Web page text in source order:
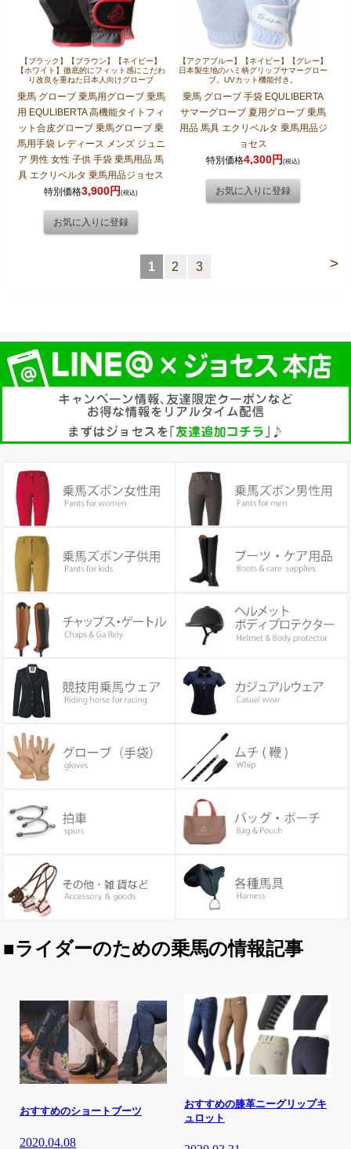
【ブラック】【ブラウン】【ネイビー】
【ホワイト】徹底的にフィット感にこだわ
り改良を重ねた日本人向けグローブ
乗馬 グローブ 乗馬用グローブ 乗馬
用 EQULIBERTA 高機能タイトフィ
ット合皮グローブ 乗馬グローブ 乗
馬用手袋 レディース メンズ ジュニ
ア 男性 女性 子供 手袋 乗馬用品 馬
具 エクリベルタ 乗馬用品ジョセス
特別価格3,900円(税込)
【アクアブルー】【ネイビー】【グレー】
日本製生地のハミ柄グリップサマーグロー
ブ。UVカット機能付き。
乗馬 グローブ 手袋 EQULIBERTA
サマーグローブ 夏用グローブ 乗馬
用品 馬具 エクリベルタ 乗馬用品ジ
ョセス
特別価格4,300円(税込)
>
1 2 3